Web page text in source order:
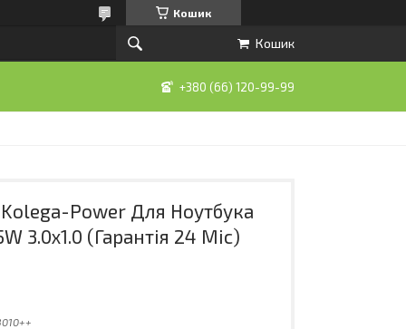
Кошик
Кошик
+380 (66) 120-99-99
Power Для Ноутбука
3.0x1.0 (Гарантія 24 Міс)